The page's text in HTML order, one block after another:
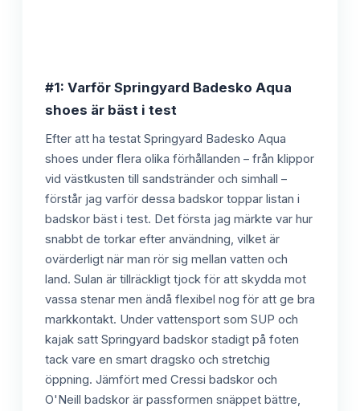
#1: Varför Springyard Badesko Aqua
shoes är bäst i test
Efter att ha testat Springyard Badesko Aqua
shoes under flera olika förhållanden – från klippor
vid västkusten till sandstränder och simhall –
förstår jag varför dessa badskor toppar listan i
badskor bäst i test. Det första jag märkte var hur
snabbt de torkar efter användning, vilket är
ovärderligt när man rör sig mellan vatten och
land. Sulan är tillräckligt tjock för att skydda mot
vassa stenar men ändå flexibel nog för att ge bra
markkontakt. Under vattensport som SUP och
kajak satt Springyard badskor stadigt på foten
tack vare en smart dragsko och stretchig
öppning. Jämfört med Cressi badskor och
O'Neill badskor är passformen snäppet bättre,